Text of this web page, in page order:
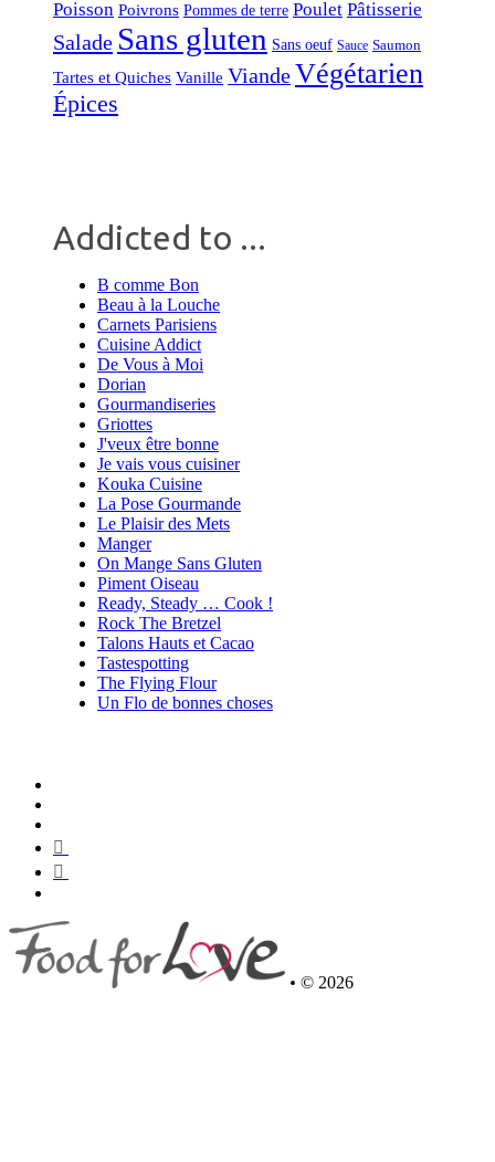
Poisson Poivrons Pommes de terre Poulet Pâtisserie
Salade Sans gluten Sans oeuf Sauce Saumon
Tartes et Quiches Vanille ViandeVégétarien
Épices
Addicted to ...
B comme Bon
Beau à la Louche
Carnets Parisiens
Cuisine Addict
De Vous à Moi
Dorian
Gourmandiseries
Griottes
J'veux être bonne
Je vais vous cuisiner
Kouka Cuisine
La Pose Gourmande
Le Plaisir des Mets
Manger
On Mange Sans Gluten
Piment Oiseau
Ready, Steady … Cook !
Rock The Bretzel
Talons Hauts et Cacao
Tastespotting
The Flying Flour
Un Flo de bonnes choses
• © 2026